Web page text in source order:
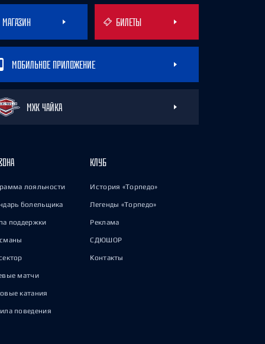
МАГАЗИН БИЛЕТЫ
МОБИЛЬНОЕ ПРИЛОЖЕНИЕ
МХК ЧАЙКА
лояльности
болельщика
поддержки
матчи
катания
поведения
КЛУБ
История «Торпедо»
Легенды «Торпедо»
Реклама
СДЮШОР
Контакты